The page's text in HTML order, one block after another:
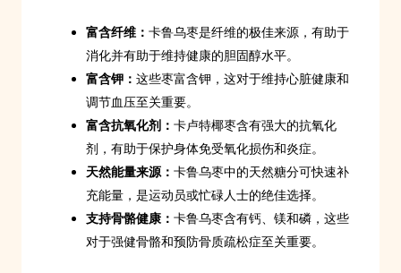
富含纤维： 卡鲁乌枣是纤维的极佳来源，有助于
消化并有助于维持健康的胆固醇水平。
富含钾： 这些枣富含钾，这对于维持心脏健康和
调节血压至关重要。
富含抗氧化剂： 卡卢特椰枣含有强大的抗氧化
剂，有助于保护身体免受氧化损伤和炎症。
天然能量来源： 卡鲁乌枣中的天然糖分可快速补
充能量，是运动员或忙碌人士的绝佳选择。
支持骨骼健康： 卡鲁乌枣含有钙、镁和磷，这些
对于强健骨骼和预防骨质疏松症至关重要。